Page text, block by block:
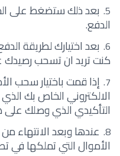
بعد ذلك ستضغط على
الدفع.
بعد اختيارك لطريقة
كنت تريد ان تسحب رصيدك
إذا قمت باختيار سحب
الالكتروني الخاص بك
التأكيدي الذي وصلك
عندها وبعد الانتهاء
الأموال التي تملكها في